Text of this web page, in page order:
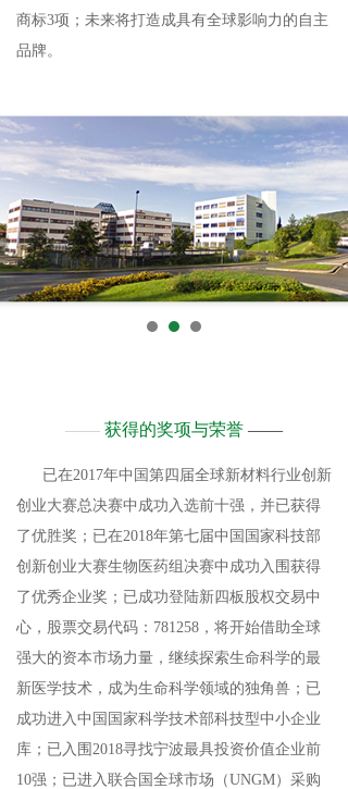
商标3项；未来将打造成具有全球影响力的自主
品牌。
—— 获得的奖项与荣誉 ——
已在2017年中国第四届全球新材料行业创新
创业大赛总决赛中成功入选前十强，并已获得
了优胜奖；已在2018年第七届中国国家科技部
创新创业大赛生物医药组决赛中成功入围获得
了优秀企业奖；已成功登陆新四板股权交易中
心，股票交易代码：781258，将开始借助全球
强大的资本市场力量，继续探索生命科学的最
新医学技术，成为生命科学领域的独角兽；已
成功进入中国国家科学技术部科技型中小企业
库；已入围2018寻找宁波最具投资价值企业前
10强；已进入联合国全球市场（UNGM）采购